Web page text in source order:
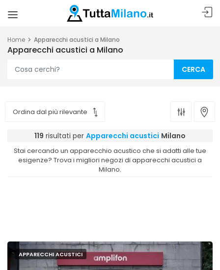
Home Apparecchi acustici a Milano
Apparecchi acustici a Milano
CERCA
119 risultati per Apparecchi acustici Milano
Stai cercando un apparecchio acustico che si adatti alle tue
esigenze? Trova i migliori negozi di apparecchi acustici a
Milano.
APPARECCHI ACUSTICI